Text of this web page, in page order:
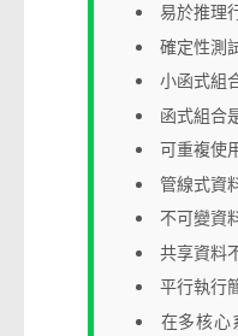
易於推理
確定性測
小函式組
函式組合
可重複使
管線式資
不可變資
共享資料
平行執行
在多核心